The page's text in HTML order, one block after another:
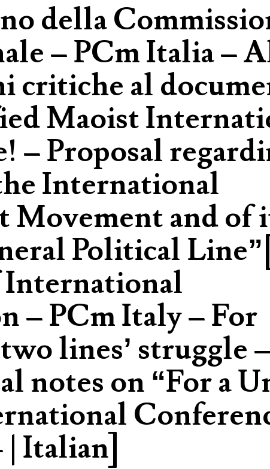
della
– PCm Italia –
critiche al
Maoist
– Proposal
International
Movement and of
Political
International
– PCm Italy – For
lines’ struggle –
notes on “For a
| Italian]